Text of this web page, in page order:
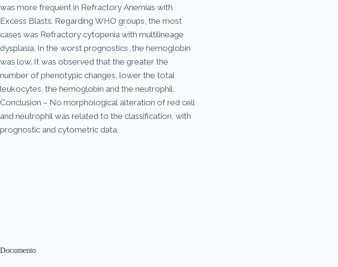
Documento
was more frequent in Refractory Anemias with
Excess Blasts. Regarding WHO groups, the most
cases was Refractory cytopenia with multilineage
dysplasia. In the worst prognostics, the hemoglobin
was low. It was observed that the greater the
number of phenotypic changes, lower the total
leukocytes, the hemoglobin and the neutrophil.
Conclusion – No morphological alteration of red cell
and neutrophil was related to the classification, with
prognostic and cytometric data.